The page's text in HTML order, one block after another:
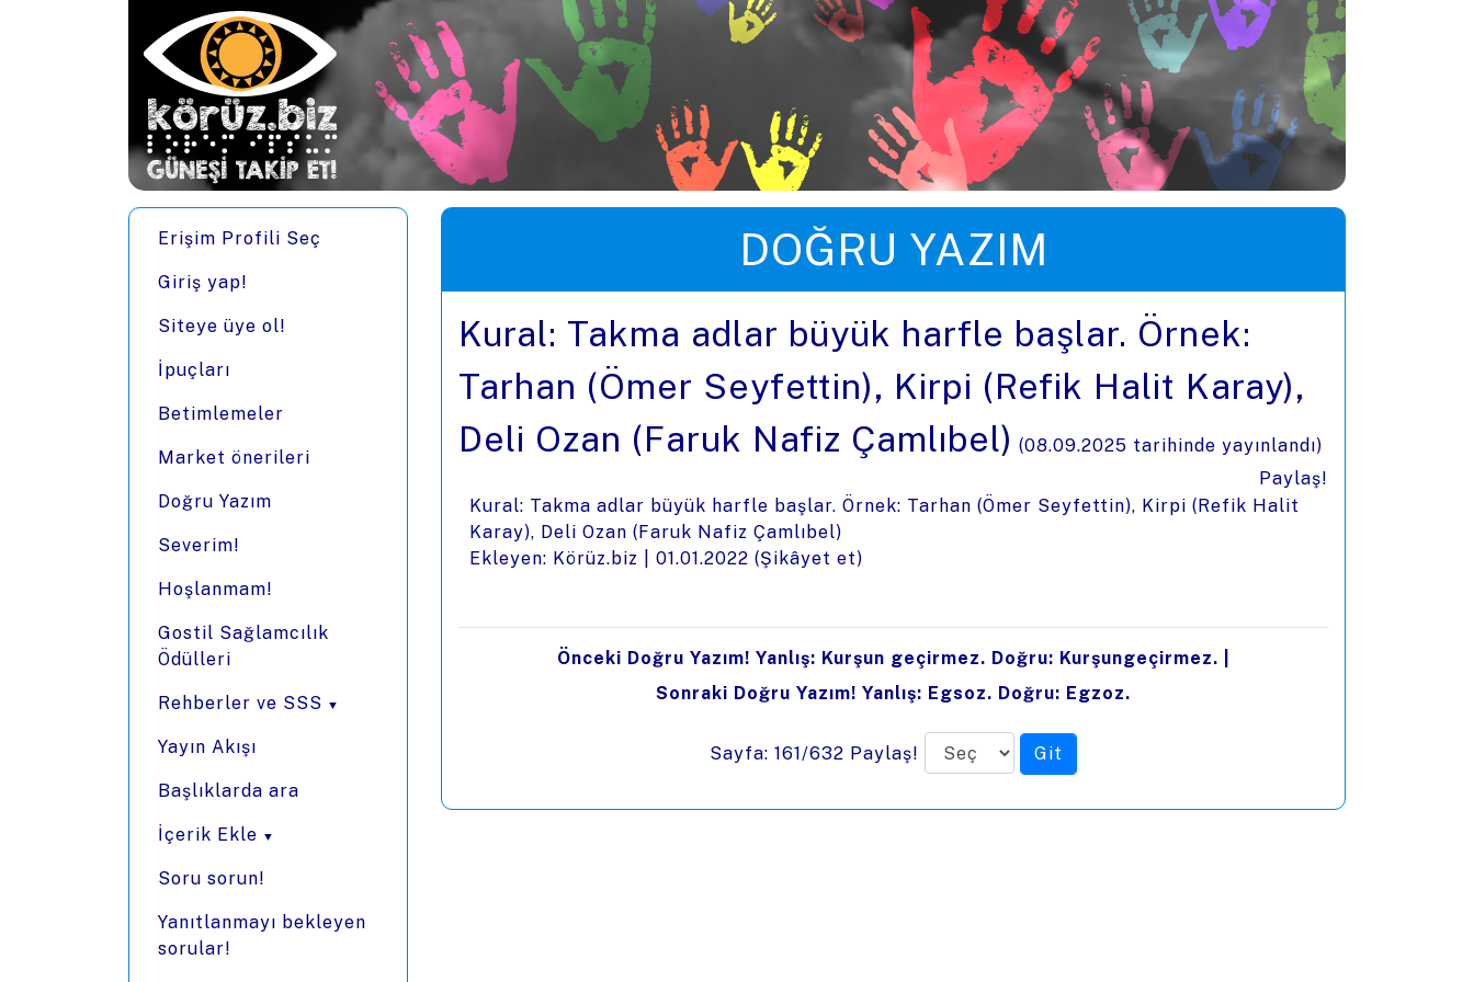
Ana içeriğe zıpla
Erişim Profili Seç
Giriş yap!
Siteye üye ol!
İpuçları
Betimlemeler
Market önerileri
Doğru Yazım
Severim!
Hoşlanmam!
Gostil Sağlamcılık
Ödülleri
Rehberler ve SSS
Yayın Akışı
Başlıklarda ara
İçerik Ekle
Soru sorun!
Yanıtlanmayı bekleyen
sorular!
DOĞRU YAZIM
Kural: Takma adlar büyük harfle başlar. Örnek:
Tarhan (Ömer Seyfettin), Kirpi (Refik Halit Karay),
Deli Ozan (Faruk Nafiz Çamlıbel) (08.09.2025 tarihinde yayınlandı)
Paylaş!
Kural: Takma adlar büyük harfle başlar. Örnek: Tarhan (Ömer Seyfettin), Kirpi (Refik Halit
Karay), Deli Ozan (Faruk Nafiz Çamlıbel)
Ekleyen: Körüz.biz | 01.01.2022 (Şikâyet et)
Önceki Doğru Yazım! Yanlış: Kurşun geçirmez. Doğru: Kurşungeçirmez.
Sonraki Doğru Yazım! Yanlış: Egsoz. Doğru: Egzoz.
Sayfa: 161/632 Paylaş!